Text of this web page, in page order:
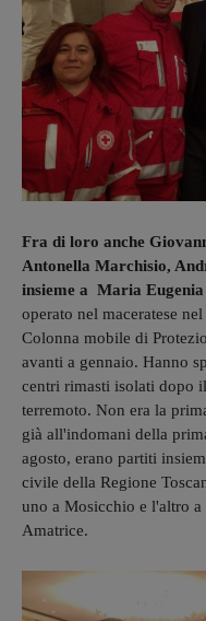
Fra di loro anche
Antonella Marchisio,
insieme a Maria
operato nel maceratese
Colonna mobile di
avanti a gennaio. Hanno
centri rimasti isolati dopo
terremoto. Non era la
già all'indomani della
agosto, erano partiti
civile della Regione
uno a Mosicchio e l'altro
Amatrice.